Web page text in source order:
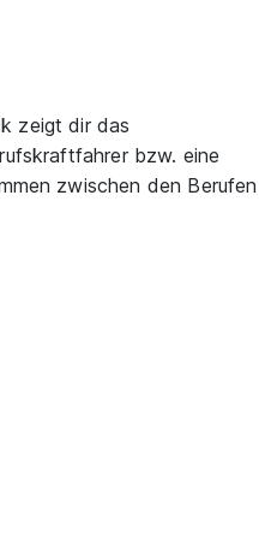
zeigt dir das
bzw. eine
zwischen den Berufen